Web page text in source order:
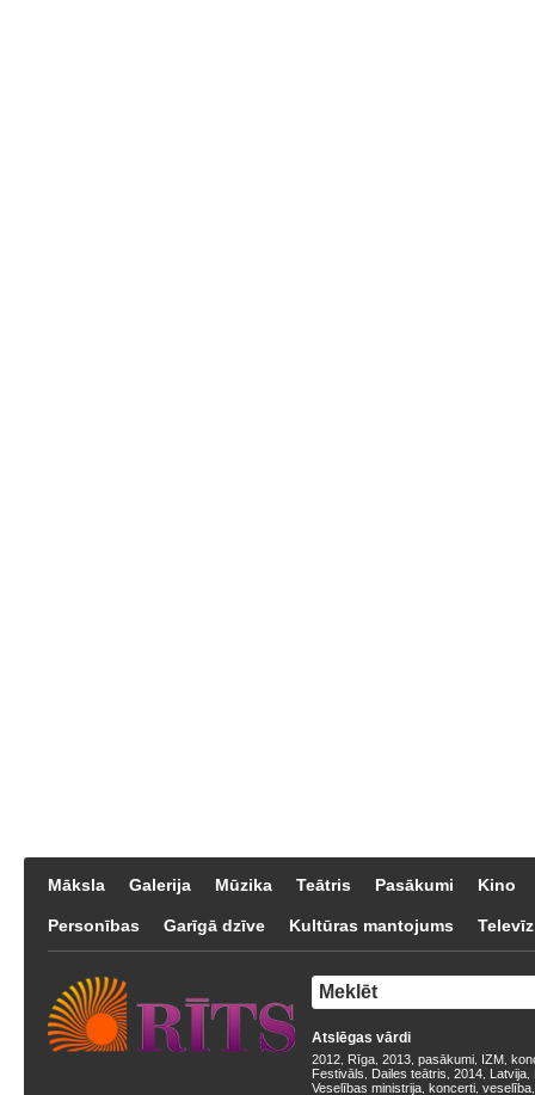
Māksla Galerija Mūzika Teātris Pasākumi Kino
Personības Garīgā dzīve Kultūras mantojums
Atslēgas vārdi
2012 Rīga 2013 pasākumi IZM
Festivāls
Dailes teātris 2014 Latvija
Veselības ministrija koncerti veselība